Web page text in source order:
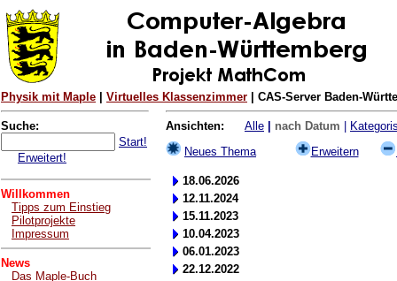
Physik mit Maple Virtuelles Klassenzimmer | CAS-Server Baden-
Suche:
Start!
Erweitert!
Willkommen
Tipps zum Einstieg
Pilotprojekte
Impressum
News
Das Maple-Buch
Ansichten: Alle nach Datum
Neues Thema
Erweitern
18.06.2026
12.11.2024
15.11.2023
10.04.2023
06.01.2023
22.12.2022